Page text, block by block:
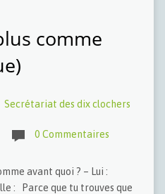
comme
Secrétariat des dix clochers
0 Commentaires
avant quoi ? – Lui :
: Parce que tu trouves que